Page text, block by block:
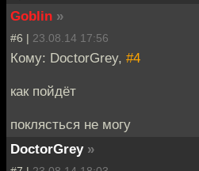
Goblin »
#6 | 23.08.14 17:56
Кому: DoctorGrey, #4
как пойдёт
поклясться не могу
DoctorGrey »